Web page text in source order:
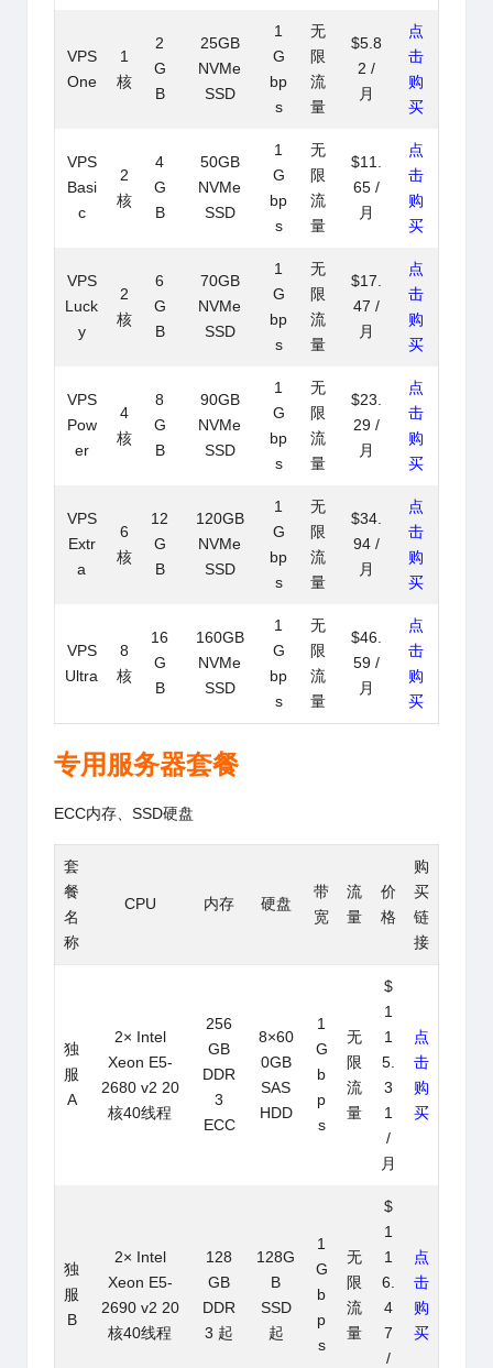
VPS
One
1
核
2
G
B
25GB
NVMe
SSD
1
G
bp
s
无
限
流
量
$5.8
2 /
月
点
击
购
买
VPS
Basi
c
2
核
4
G
B
50GB
NVMe
SSD
1
G
bp
s
无
限
流
量
$11.
65 /
月
点
击
购
买
VPS
Luck
y
2
核
6
G
B
70GB
NVMe
SSD
1
G
bp
s
无
限
流
量
$17.
47 /
月
点
击
购
买
VPS
Pow
er
4
核
8
G
B
90GB
NVMe
SSD
1
G
bp
s
无
限
流
量
$23.
29 /
月
点
击
购
买
VPS
Extr
a
6
核
12
G
B
120GB
NVMe
SSD
1
G
bp
s
无
限
流
量
$34.
94 /
月
点
击
购
买
VPS
Ultra
8
核
16
G
B
160GB
NVMe
SSD
1
G
bp
s
无
限
流
量
$46.
59 /
月
点
击
购
买
专用服务器套餐
ECC内存、SSD硬盘
套
餐
名
称
CPU 内存 硬盘
带
宽
流
量
价
格
购
买
链
接
独
服
A
2× Intel
Xeon E5-
2680 v2 20
核40线程
256
GB
DDR
3
ECC
8×60
0GB
SAS
HDD
1
G
b
p
s
无
限
流
量
$
1
1
5.
3
1
/
月
点
击
购
买
独
服
B
2× Intel
Xeon E5-
2690 v2 20
核40线程
128
GB
DDR
3 起
128G
B
SSD
起
1
G
b
p
s
无
限
流
量
$
1
1
6.
4
7
/
点
击
购
买